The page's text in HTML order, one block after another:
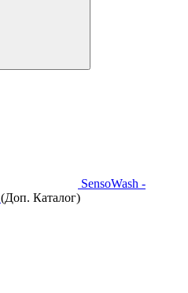
SensoWash -
(Доп. Каталог)